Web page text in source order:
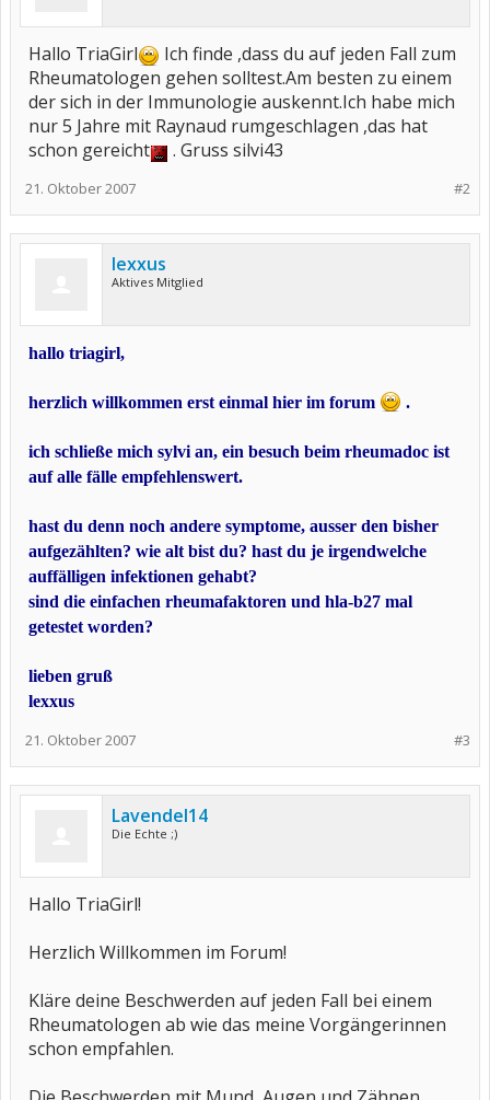
Hallo TriaGirl
Ich finde ,dass du auf jeden Fall zum
Rheumatologen gehen solltest.Am besten zu einem
der sich in der Immunologie auskennt.Ich habe mich
nur 5 Jahre mit Raynaud rumgeschlagen ,das hat
schon gereicht
. Gruss silvi43
#2
21. Oktober 2007
lexxus
Aktives Mitglied
hallo triagirl,
herzlich willkommen erst einmal hier im forum .
ich schließe mich sylvi an, ein besuch beim rheumadoc ist
auf alle fälle empfehlenswert.
hast du denn noch andere symptome, ausser den bisher
aufgezählten? wie alt bist du? hast du je irgendwelche
auffälligen infektionen gehabt?
sind die einfachen rheumafaktoren und hla-b27 mal
getestet worden?
lieben gruß
lexxus
#3
21. Oktober 2007
Lavendel14
Die Echte ;)
Hallo TriaGirl!
Herzlich Willkommen im Forum!
Kläre deine Beschwerden auf jeden Fall bei einem
Rheumatologen ab wie das meine Vorgängerinnen
schon empfahlen.